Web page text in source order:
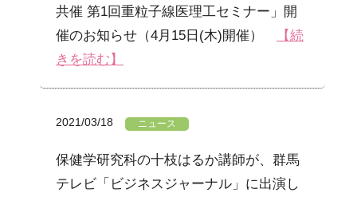
共催 第1回重粒子線医理工セミナー」開
催のお知らせ（4月15日(木)開催）
【続
きを読む】
2021/03/18 ニュース
保健学研究科の十枝はるか講師が、群馬
テレビ「ビジネスジャーナル」に出演し